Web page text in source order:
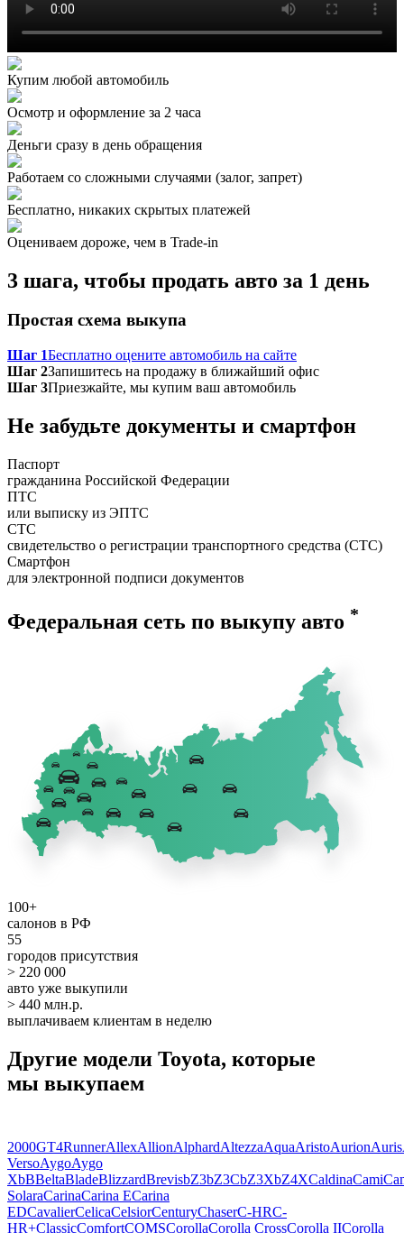
Купим любой автомобиль
Осмотр и оформление за 2 часа
Деньги сразу в день обращения
Работаем со сложными случаями (залог, запрет)
Бесплатно, никаких скрытых платежей
Оцениваем дороже, чем в Trade‑in
3 шага, чтобы продать авто за 1 день
Простая схема выкупа
Шаг 1Бесплатно оцените автомобиль на сайте
Шаг 2Запишитесь на продажу в ближайший офис
Шаг 3Приезжайте, мы купим ваш автомобиль
Не забудьте документы и смартфон
Паспорт
гражданина Российской Федерации
ПТС
или выписку из ЭПТС
СТС
свидетельство о регистрации транспортного средства (СТС)
Смартфон
для электронной подписи документов
Федеральная сеть по выкупу авто *
100+
салонов в РФ
55
городов присутствия
> 220 000
авто уже выкупили
> 440 млн.р.
выплачиваем клиентам в неделю
Другие модели Toyota, которые
мы выкупаем
2000GT4RunnerAllexAllionAlphardAltezzaAquaAristoAurionAuris
VersoAygoAygo
XbBBeltaBladeBlizzardBrevisbZ3bZ3CbZ3XbZ4XCaldinaCami
SolaraCarinaCarina ECarina
EDCavalierCelicaCelsiorCenturyChaserC-HRC-
HR+ClassicComfortCOMSCorollaCorolla CrossCorolla IICorolla